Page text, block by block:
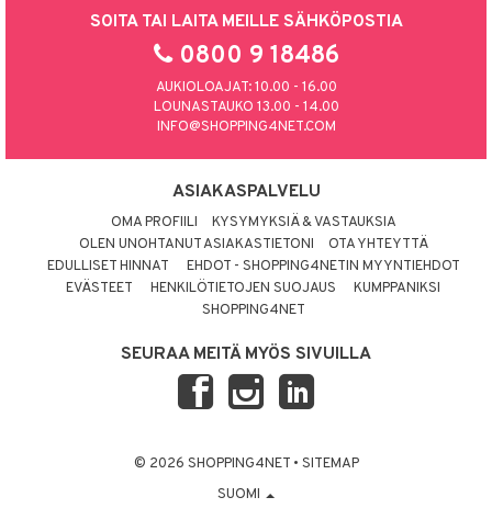
SOITA TAI LAITA MEILLE SÄHKÖPOSTIA
0800 9 18486
AUKIOLOAJAT: 10.00 - 16.00
LOUNASTAUKO 13.00 - 14.00
INFO@SHOPPING4NET.COM
ASIAKASPALVELU
OMA PROFIILI
KYSYMYKSIÄ & VASTAUKSIA
OLEN UNOHTANUT ASIAKASTIETONI
OTA YHTEYTTÄ
EDULLISET HINNAT
EHDOT - SHOPPING4NETIN MYYNTIEHDOT
EVÄSTEET
HENKILÖTIETOJEN SUOJAUS
KUMPPANIKSI
SHOPPING4NET
SEURAA MEITÄ MYÖS SIVUILLA
© 2026 SHOPPING4NET • SITEMAP
SUOMI